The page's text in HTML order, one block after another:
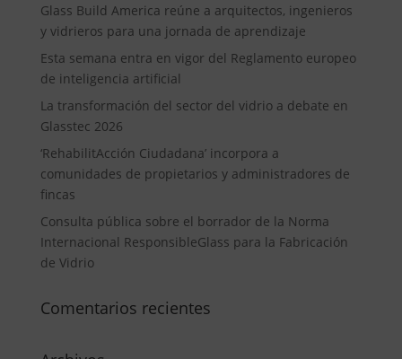
Glass Build America reúne a arquitectos, ingenieros
y vidrieros para una jornada de aprendizaje
Esta semana entra en vigor del Reglamento europeo
de inteligencia artificial
La transformación del sector del vidrio a debate en
Glasstec 2026
‘RehabilitAcción Ciudadana’ incorpora a
comunidades de propietarios y administradores de
fincas
Consulta pública sobre el borrador de la Norma
Internacional ResponsibleGlass para la Fabricación
de Vidrio
Comentarios recientes